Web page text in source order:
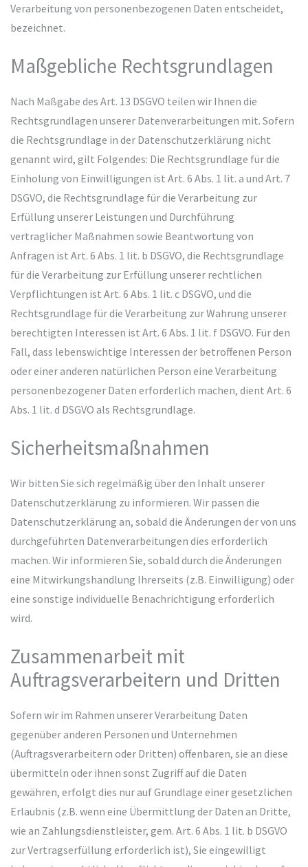
Verarbeitung von personenbezogenen Daten entscheidet,
bezeichnet.
Maßgebliche Rechtsgrundlagen
Nach Maßgabe des Art. 13 DSGVO teilen wir Ihnen die
Rechtsgrundlagen unserer Datenverarbeitungen mit. Sofern
die Rechtsgrundlage in der Datenschutzerklärung nicht
genannt wird, gilt Folgendes: Die Rechtsgrundlage für die
Einholung von Einwilligungen ist Art. 6 Abs. 1 lit. a und Art. 7
DSGVO, die Rechtsgrundlage für die Verarbeitung zur
Erfüllung unserer Leistungen und Durchführung
vertraglicher Maßnahmen sowie Beantwortung von
Anfragen ist Art. 6 Abs. 1 lit. b DSGVO, die Rechtsgrundlage
für die Verarbeitung zur Erfüllung unserer rechtlichen
Verpflichtungen ist Art. 6 Abs. 1 lit. c DSGVO, und die
Rechtsgrundlage für die Verarbeitung zur Wahrung unserer
berechtigten Interessen ist Art. 6 Abs. 1 lit. f DSGVO. Für den
Fall, dass lebenswichtige Interessen der betroffenen Person
oder einer anderen natürlichen Person eine Verarbeitung
personenbezogener Daten erforderlich machen, dient Art. 6
Abs. 1 lit. d DSGVO als Rechtsgrundlage.
Sicherheitsmaßnahmen
Wir bitten Sie sich regelmäßig über den Inhalt unserer
Datenschutzerklärung zu informieren. Wir passen die
Datenschutzerklärung an, sobald die Änderungen der von uns
durchgeführten Datenverarbeitungen dies erforderlich
machen. Wir informieren Sie, sobald durch die Änderungen
eine Mitwirkungshandlung Ihrerseits (z.B. Einwilligung) oder
eine sonstige individuelle Benachrichtigung erforderlich
wird.
Zusammenarbeit mit
Auftragsverarbeitern und Dritten
Sofern wir im Rahmen unserer Verarbeitung Daten
gegenüber anderen Personen und Unternehmen
(Auftragsverarbeitern oder Dritten) offenbaren, sie an diese
übermitteln oder ihnen sonst Zugriff auf die Daten
gewähren, erfolgt dies nur auf Grundlage einer gesetzlichen
Erlaubnis (z.B. wenn eine Übermittlung der Daten an Dritte,
wie an Zahlungsdienstleister, gem. Art. 6 Abs. 1 lit. b DSGVO
zur Vertragserfüllung erforderlich ist), Sie eingewilligt